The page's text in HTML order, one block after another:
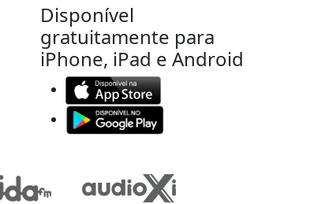
Disponível
gratuitamente para
iPhone, iPad e Android